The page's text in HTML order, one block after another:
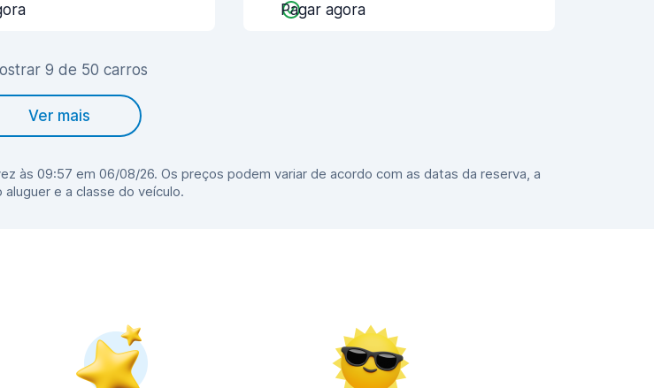
Pagar agora
9 de 50 carros
Ver mais
às 09:57 em 06/08/26. Os preços podem variar de acordo com as datas da reserva, a
aluguer e a classe do veículo.